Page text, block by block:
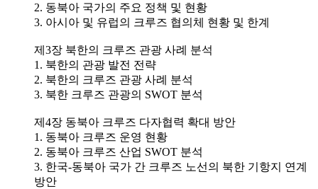
2. 동북아 국가의 주요 정책 및 현황
3. 아시아 및 유럽의 크루즈 협의체 현황 및 한계
제3장 북한의 크루즈 관광 사례 분석
1. 북한의 관광 발전 전략
2. 북한의 크루즈 관광 사례 분석
3. 북한 크루즈 관광의 SWOT 분석
제4장 동북아 크루즈 다자협력 확대 방안
1. 동북아 크루즈 운영 현황
2. 동북아 크루즈 산업 SWOT 분석
3. 한국-동북아 국가 간 크루즈 노선의 북한 기항지 연계
방안